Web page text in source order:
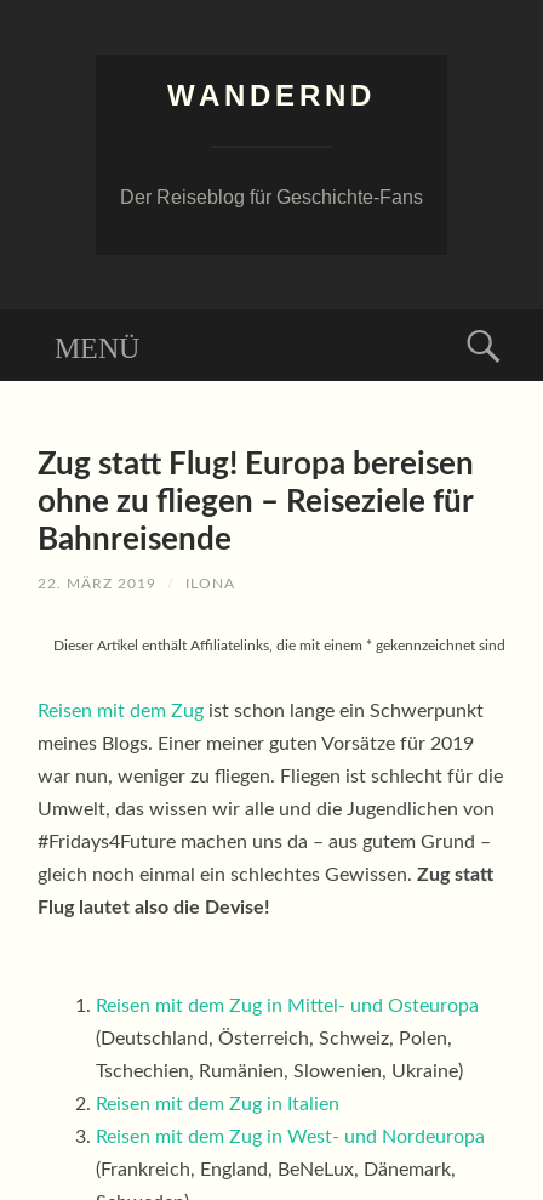
WANDERND
Der Reiseblog für Geschichte-Fans
Menü
SPRINGEN
Zug statt Flug! Europa bereisen
ohne zu fliegen – Reiseziele für
Bahnreisende
22. MÄRZ 2019 / ILONA
Dieser Artikel enthält Affiliatelinks, die mit einem * gekennzeichnet sind
Reisen mit dem Zug ist schon lange ein Schwerpunkt
meines Blogs. Einer meiner guten Vorsätze für 2019
war nun, weniger zu fliegen. Fliegen ist schlecht für die
Umwelt, das wissen wir alle und die Jugendlichen von
#Fridays4Future machen uns da – aus gutem Grund –
gleich noch einmal ein schlechtes Gewissen.Zug statt
Flug lautet also die Devise!
Reisen mit dem Zug in Mittel- und Osteuropa
(Deutschland, Österreich, Schweiz, Polen,
Tschechien, Rumänien, Slowenien, Ukraine)
Reisen mit dem Zug in Italien
Reisen mit dem Zug in West- und Nordeuropa
(Frankreich, England, BeNeLux, Dänemark,